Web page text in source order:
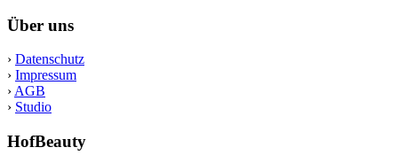
Über uns
› Datenschutz
› Impressum
› AGB
› Studio
HofBeauty